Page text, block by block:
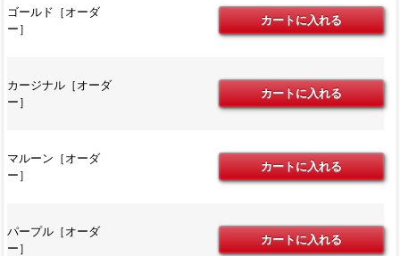
ゴールド［オーダ
ー］
カージナル［オーダ
ー］
マルーン［オーダ
ー］
パープル［オーダ
ー］